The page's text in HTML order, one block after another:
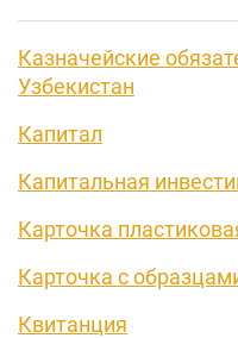
Казначейские
Узбекистан
Капитал
Капитальная
Карточка
Карточка с
Квитанция